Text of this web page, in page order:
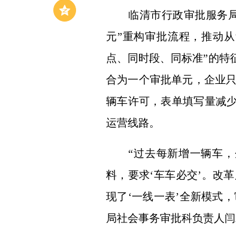
临清市行政审批服务局
元”重构审批流程，推动
点、同时段、同标准”的特
合为一个审批单元，企业
辆车许可，表单填写量减
运营线路。
“过去每新增一辆车，
料，要求‘车车必交’。改
现了‘一线一表’全新模式
局社会事务审批科负责人闫